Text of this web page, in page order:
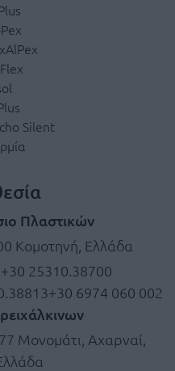
Silent
Πλαστικών
Κομοτηνή, Ελλάδα
+30 25310.38700
+30 6974 060 002
Μονομάτι, Αχαρναί,